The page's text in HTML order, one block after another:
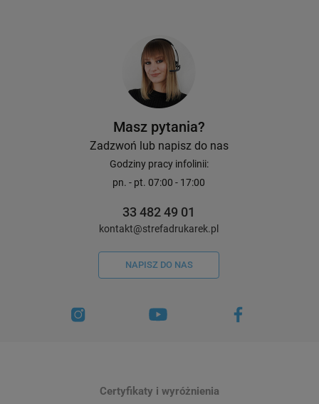
Masz pytania?
Zadzwoń lub napisz do nas
Godziny pracy infolinii:
pn. - pt. 07:00 - 17:00
33 482 49 01
kontakt@strefadrukarek.pl
NAPISZ DO NAS
Certyfikaty i wyróżnienia